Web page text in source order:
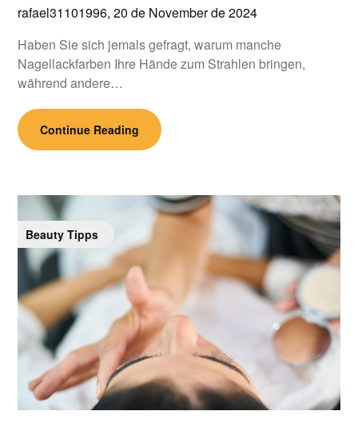
rafael31101996,20 de November de 2024
Haben Sie sich jemals gefragt, warum manche
Nagellackfarben Ihre Hände zum Strahlen bringen,
während andere…
Continue Reading
Beauty Tipps